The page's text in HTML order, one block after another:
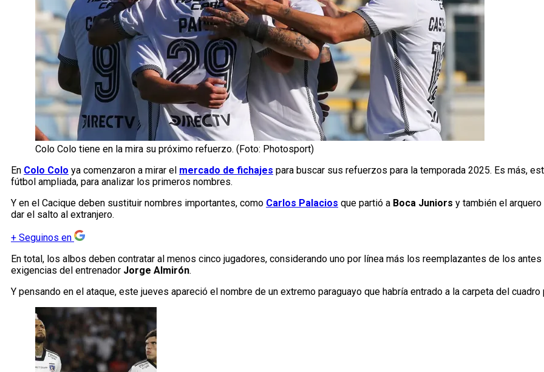
Colo Colo tiene en la mira su próximo refuerzo. (Foto: Photosport)
En Colo Colo ya comenzaron a mirar el mercado de fichajes para buscar sus refuerzos para la temporada 2025. Es más,
fútbol ampliada, para analizar los primeros nombres.
Y en el Cacique deben sustituir nombres importantes, como Carlos Palacios que partió a Boca Juniors y también el arquero
dar el salto al extranjero.
+ Seguinos en
En total, los albos deben contratar al menos cinco jugadores, considerando uno por línea más los reemplazantes de los
exigencias del entrenador Jorge Almirón.
Y pensando en el ataque, este jueves apareció el nombre de un extremo paraguayo que habría entrado a la carpeta del cuadro